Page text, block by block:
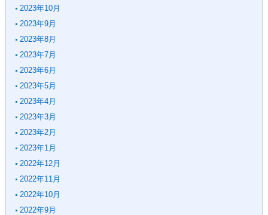
2023年10月
2023年9月
2023年8月
2023年7月
2023年6月
2023年5月
2023年4月
2023年3月
2023年2月
2023年1月
2022年12月
2022年11月
2022年10月
2022年9月